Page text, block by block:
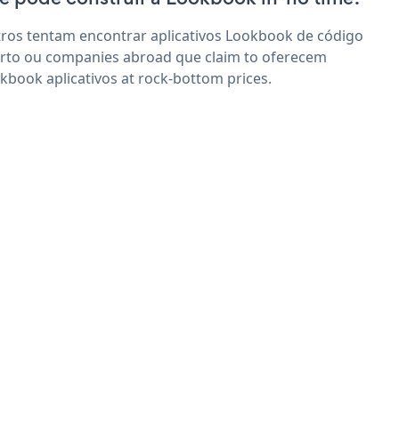
tentam encontrar aplicativos Lookbook de código
ou companies abroad que claim to oferecem
aplicativos at rock-bottom prices.